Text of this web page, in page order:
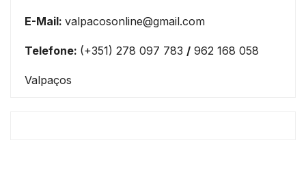
E-Mail: valpacosonline@gmail.com
Telefone: (+351) 278 097 783 / 962 168 058
Valpaços